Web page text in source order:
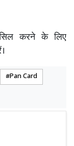
करने के लिए
Pan Card